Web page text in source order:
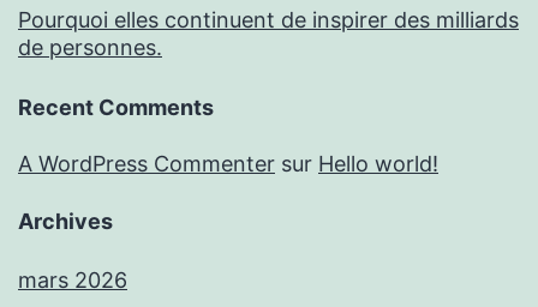
Pourquoi elles continuent de inspirer des milliards
de personnes.
Recent Comments
A WordPress Commenter sur Hello world!
Archives
mars 2026